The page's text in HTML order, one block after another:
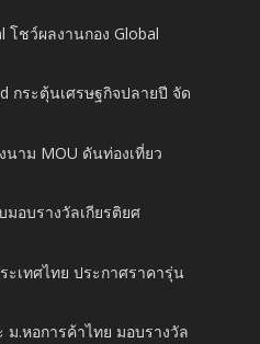
โชว์ผลงานกอง Global
กระตุ้นเศรษฐกิจปลายปี จัด
าม MOU ดันท่องเที่ยว
อบรางวัลเกียรติยศ
เทศไทย ประกาศราคารุ่น
ม.หอการค้าไทย มอบรางวัล